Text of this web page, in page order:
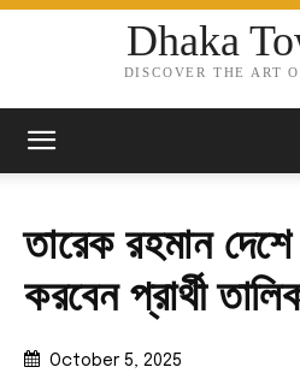
Dhaka
DISCOVER THE ART
তারেক রহমান
করবেন প্রার্থী
October 5, 2025